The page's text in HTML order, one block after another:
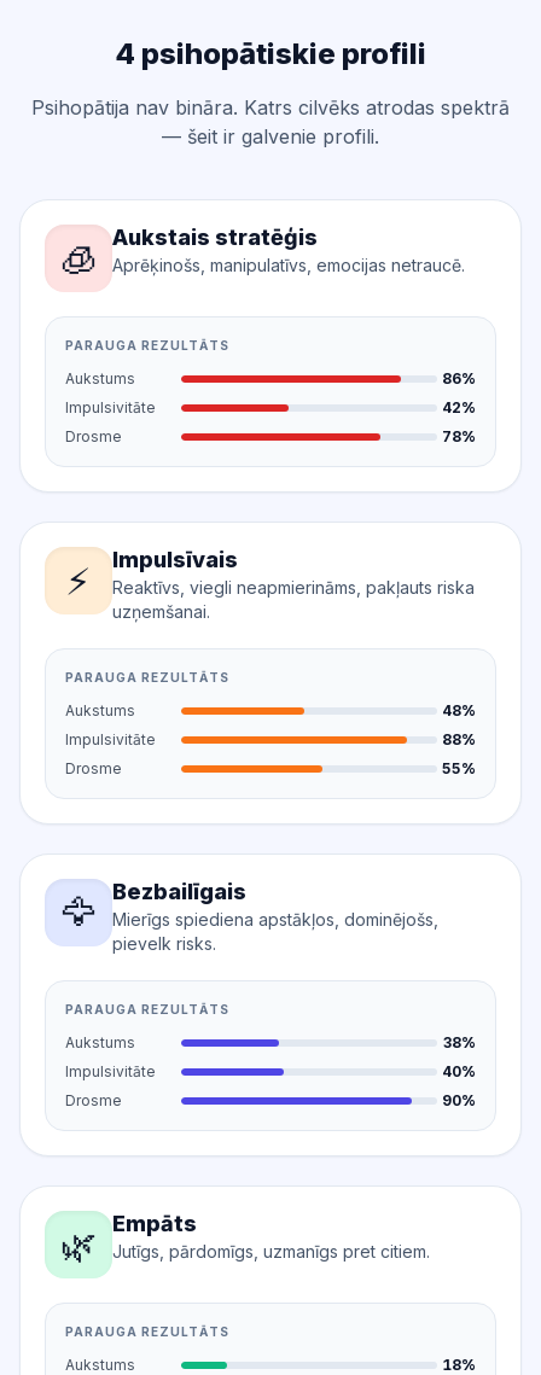
4 psihopātiskie profili
Psihopātija nav bināra. Katrs cilvēks atrodas spektrā
— šeit ir galvenie profili.
🧊 Aukstais stratēģis
Aprēķinošs, manipulatīvs, emocijas netraucē.
PARAUGA REZULTĀTS
Aukstums
86%
Impulsivitāte
42%
Drosme
78%
⚡ Impulsīvais
Reaktīvs, viegli neapmierināms, pakļauts riska
uzņemšanai.
PARAUGA REZULTĀTS
Aukstums
48%
Impulsivitāte
88%
Drosme
55%
🦅 Bezbailīgais
Mierīgs spiediena apstākļos, dominējošs,
pievelk risks.
PARAUGA REZULTĀTS
Aukstums
38%
Impulsivitāte
40%
Drosme
90%
🌿 Empāts
Jutīgs, pārdomīgs, uzmanīgs pret citiem.
PARAUGA REZULTĀTS
Aukstums
18%